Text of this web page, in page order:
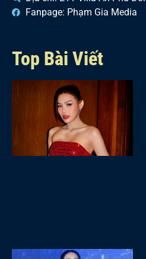
Fanpage: Phạm Gia Media
Top Bài Viết